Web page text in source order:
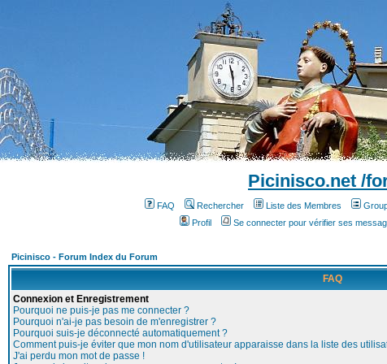
Picinisco.net /
FAQ Rechercher Liste des Membres
Profil
Se connecter pour vérifier ses
Picinisco - Forum Index du Forum
FAQ
Connexion et Enregistrement
Pourquoi ne puis-je pas me connecter ?
Pourquoi n'ai-je pas besoin de m'enregistrer ?
Pourquoi suis-je déconnecté automatiquement ?
Comment puis-je éviter que mon nom d'utilisateur apparaisse dans la liste des
J'ai perdu mon mot de passe !